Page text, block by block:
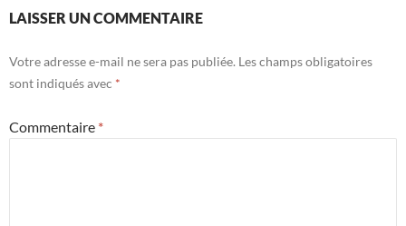
LAISSER UN COMMENTAIRE
Votre adresse e-mail ne sera pas publiée. Les champs obligatoires
sont indiqués avec *
Commentaire *